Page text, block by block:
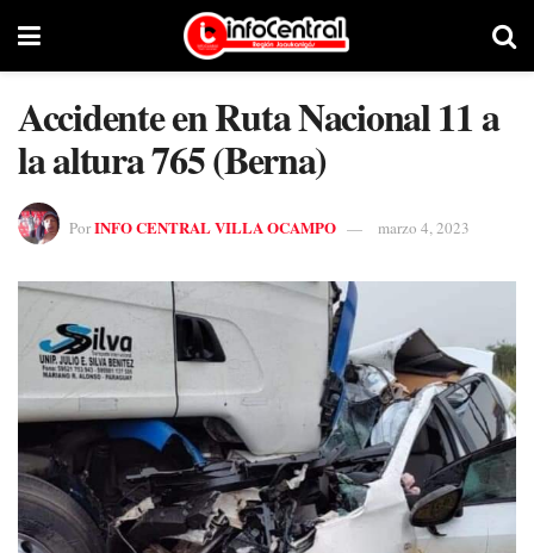
Accidente en Ruta Nacional 11 a
la altura 765 (Berna)
PorINFO CENTRAL VILLA OCAMPO marzo 4, 2023